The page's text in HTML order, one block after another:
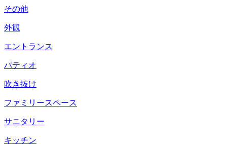
その他
外観
エントランス
パティオ
吹き抜け
ファミリースペース
サニタリー
キッチン